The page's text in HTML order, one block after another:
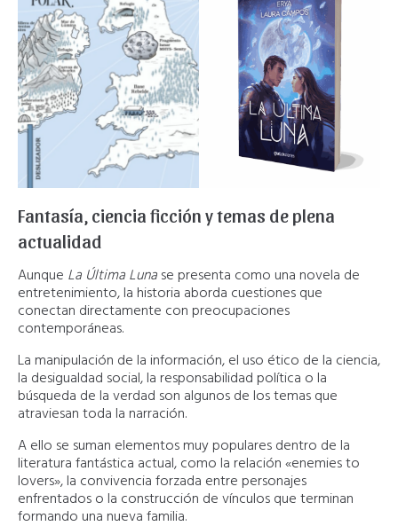
Fantasía, ciencia ficción y temas de plena
actualidad
Aunque La Última Lunase presenta como una novela de
entretenimiento, la historia aborda cuestiones que
conectan directamente con preocupaciones
contemporáneas.
La manipulación de la información, el uso ético de la ciencia,
la desigualdad social, la responsabilidad política o la
búsqueda de la verdad son algunos de los temas que
atraviesan toda la narración.
A ello se suman elementos muy populares dentro de la
literatura fantástica actual, como la relación «enemies to
lovers», la convivencia forzada entre personajes
enfrentados o la construcción de vínculos que terminan
formando una nueva familia.